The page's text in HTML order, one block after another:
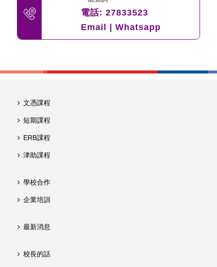
電話: 27833523
Email
Whatsapp
文憑課程
短期課程
ERB課程
津助課程
學校合作
企業培訓
最新消息
校長的話